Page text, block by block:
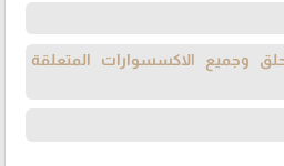
وجميع الاكسسوارات المتعلقة